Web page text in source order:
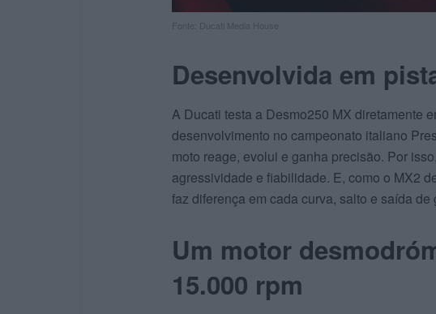
Fonte: Ducati Media House
Desenvolvida em
A Ducati testa a Desmo250 MX diretamente
desenvolvimento no campeonato italiano
moto reage, evolui e ganha precisão. Por
agressividade e fiabilidade. E, como o MX2
faz diferença em cada curva, salto e saída de
Um motor
15.000 rpm